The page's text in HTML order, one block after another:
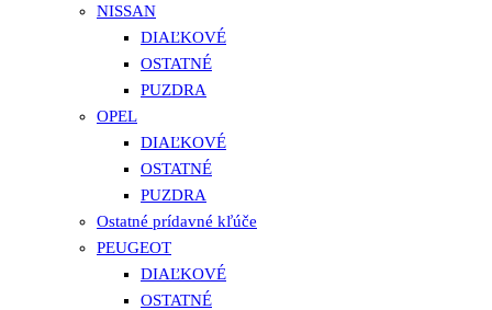
NISSAN
DIAĽKOVÉ
OSTATNÉ
PUZDRA
OPEL
DIAĽKOVÉ
OSTATNÉ
PUZDRA
Ostatné prídavné kľúče
PEUGEOT
DIAĽKOVÉ
OSTATNÉ